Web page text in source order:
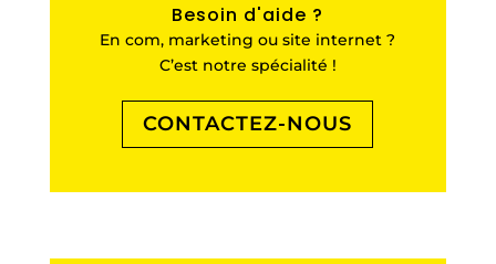
Besoin d'aide ?
En com, marketing ou site internet ?
C’est notre spécialité !
CONTACTEZ-NOUS